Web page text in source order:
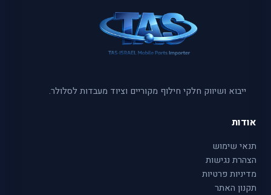
ייבוא ושיווק חלקי חילוף מקוריים וציוד מעבדות לסלולר.
אודות
תנאי שימוש
הצהרת נגישות
מדיניות פרטיות
תקנון האתר